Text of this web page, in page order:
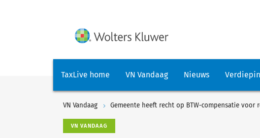
TaxLive home VN Vandaag Nieuws
VN Vandaag
VN VANDAAG